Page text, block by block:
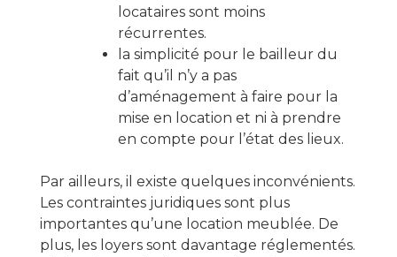
locataires sont moins
récurrentes.
la simplicité pour le bailleur du
fait qu’il n’y a pas
d’aménagement à faire pour la
mise en location et ni à prendre
en compte pour l’état des lieux.
Par ailleurs, il existe quelques inconvénients.
Les contraintes juridiques sont plus
importantes qu’une location meublée. De
plus, les loyers sont davantage réglementés.